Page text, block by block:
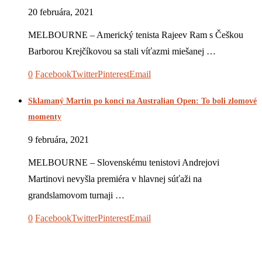
20 februára, 2021
MELBOURNE – Americký tenista Rajeev Ram s Češkou
Barborou Krejčíkovou sa stali víťazmi miešanej …
0 FacebookTwitterPinterestEmail
Sklamaný Martin po konci na Australian Open: To boli zlomové
momenty
9 februára, 2021
MELBOURNE – Slovenskému tenistovi Andrejovi
Martinovi nevyšla premiéra v hlavnej súťaži na
grandslamovom turnaji …
0 FacebookTwitterPinterestEmail